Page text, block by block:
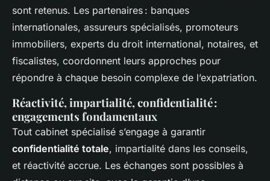
sont retenus. Les partenaires : banques
internationales, assureurs spécialisés, promoteurs
immobiliers, experts du droit international, notaires, et
fiscalistes, coordonnent leurs approches pour
répondre à chaque besoin complexe de l’expatriation.
Réactivité, impartialité, confidentialité :
engagements fondamentaux
Tout cabinet spécialisé s’engage à garantir
confidentialité totale, impartialité dans les conseils,
et réactivité accrue. Les échanges sont possibles à